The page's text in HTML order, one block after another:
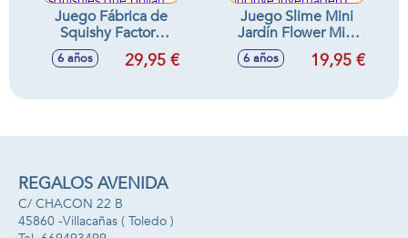
Juego Fábrica de
Squishy Factory
DIY. Crea aún más
squishies suaves y
nunca. Ahora
hacer squishies
34x31x7,5cm
6 años 29,95 €
Juego Slime Mini
Jardín Flower Mini
Garden. Crea
slimes coloridos y
guárdalos en 6
incluye
6 años 19,95 €
REGALOS AVENIDA
C/ CHACON 22 B
45860 -Villacañas ( Toledo )